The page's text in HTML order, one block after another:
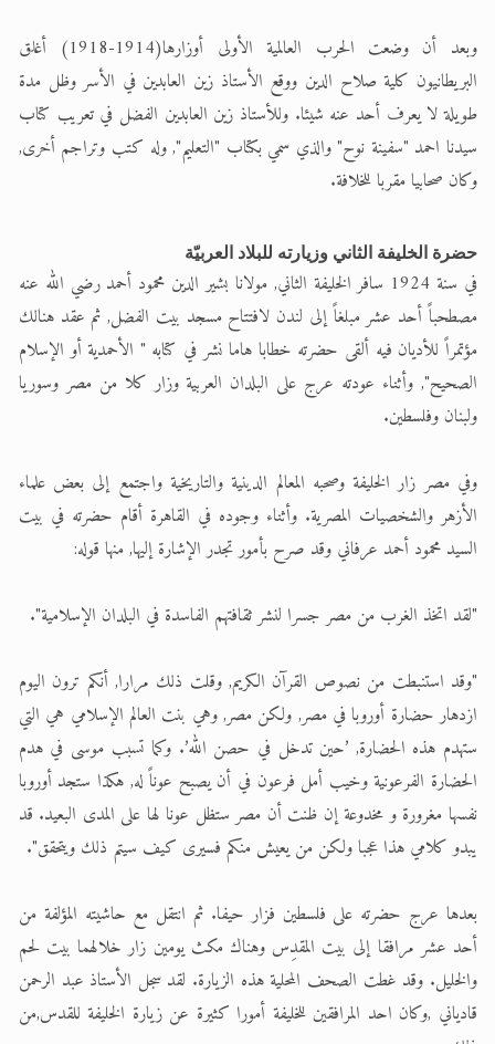
وبعد أن وضعت الحرب العالمية الأولى أوزارها(1914-1918) أغلق
البريطانيون كلية صلاح الدين ووقع الأستاذ زين العابدين في الأسر وظل مدة
طويلة لا يعرف أحد عنه شيئا. وللأستاذ زين العابدين الفضل في تعريب كتاب
سيدنا احمد "سفينة نوح" والذي سمي بكتاب "التعليم", وله كتب وتراجم أخرى,
وكان صحابيا مقربا للخلافة.
حضرة الخليفة الثاني وزيارته للبلاد العربيّة
في سنة 1924 سافر الخليفة الثاني, مولانا بشير الدين محمود أحمد رضي الله عنه
مصطحباً أحد عشر مبلغاً إلى لندن لافتتاح مسجد بيت الفضل, ثم عقد هنالك
مؤتمراً للأديان فيه ألقى حضرته خطابا هاما نشر في كتابه " الأحمدية أو الإسلام
الصحيح", وأثناء عودته عرج على البلدان العربية وزار كلا من مصر وسوريا
ولبنان وفلسطين.
وفي مصر زار الخليفة وصحبه المعالم الدينية والتاريخية واجتمع إلى بعض علماء
الأزهر والشخصيات المصرية. وأثناء وجوده في القاهرة أقام حضرته في بيت
السيد محمود أحمد عرفاني وقد صرح بأمور تجدر الإشارة إليها, منها قوله:
"لقد اتخذ الغرب من مصر جسرا لنشر ثقافتهم الفاسدة في البلدان الإسلامية".
"وقد استنبطت من نصوص القرآن الكريم, وقلت ذلك مرارا, أنكم ترون اليوم
ازدهار حضارة أوروبا في مصر, ولكن مصر, وهي بنت العالم الإسلامي هي التي
ستهدم هذه الحضارة, ’حين تدخل في حصن الله’. وكما تسبب موسى في هدم
الحضارة الفرعونية وخيب أمل فرعون في أن يصبح عوناً له, هكذا ستجد أوروبا
نفسها مغرورة و مخدوعة إن ظنت أن مصر ستظل عونا لها على المدى البعيد. قد
يبدو كلامي هذا عجبا ولكن من يعيش منكم فسيرى كيف سيتم ذلك ويتحقق".
بعدها عرج حضرته على فلسطين فزار حيفا. ثم انتقل مع حاشيته المؤلفة من
أحد عشر مرافقا إلى بيت المقدِس وهناك مكث يومين زار خلالهما بيت لحم
والخليل. وقد غطت الصحف المحلية هذه الزيارة. لقد سجل الأستاذ عبد الرحمن
قادياني ,وكان احد المرافقين للخليفة أمورا كثيرة عن زيارة الخليفة للقدس,من